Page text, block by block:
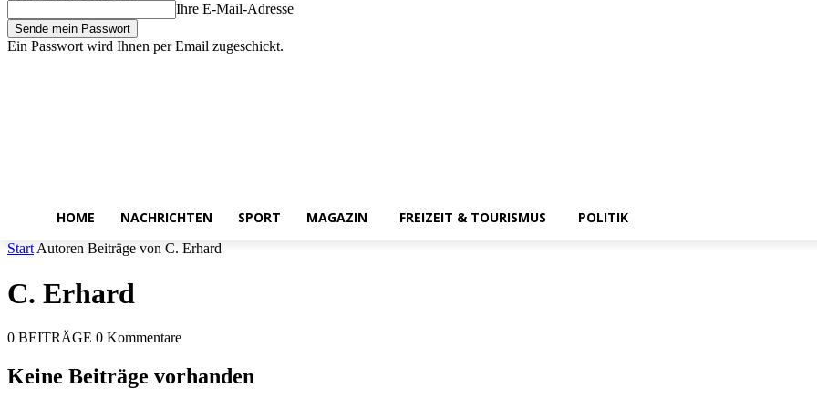
Ihre E-Mail-Adresse
Ein Passwort wird Ihnen per Email zugeschickt.
HOME NACHRICHTEN SPORT MAGAZIN FREIZEIT & TOURISMUS POLITIK
Start Autoren Beiträge von C. Erhard
C. Erhard
0 BEITRÄGE 0 Kommentare
Keine Beiträge vorhanden